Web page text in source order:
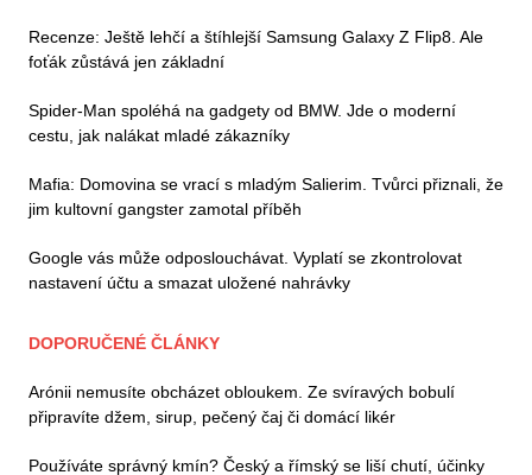
Recenze: Ještě lehčí a štíhlejší Samsung Galaxy Z Flip8. Ale
foťák zůstává jen základní
Spider-Man spoléhá na gadgety od BMW. Jde o moderní
cestu, jak nalákat mladé zákazníky
Mafia: Domovina se vrací s mladým Salierim. Tvůrci přiznali, že
jim kultovní gangster zamotal příběh
Google vás může odposlouchávat. Vyplatí se zkontrolovat
nastavení účtu a smazat uložené nahrávky
DOPORUČENÉ ČLÁNKY
Arónii nemusíte obcházet obloukem. Ze svíravých bobulí
připravíte džem, sirup, pečený čaj či domácí likér
Používáte správný kmín? Český a římský se liší chutí, účinky